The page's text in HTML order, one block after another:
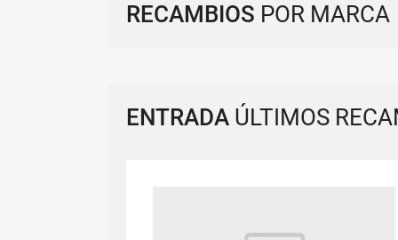
RECAMBIOS POR MARCA
ENTRADA ÚLTIMOS